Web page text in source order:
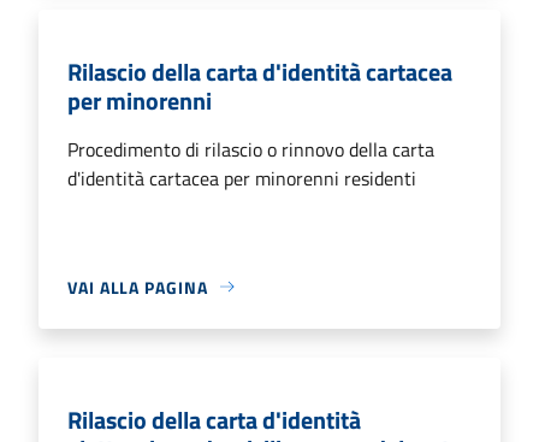
Rilascio della carta d'identità cartacea
per minorenni
Procedimento di rilascio o rinnovo della carta
d'identità cartacea per minorenni residenti
VAI ALLA PAGINA
Rilascio della carta d'identità